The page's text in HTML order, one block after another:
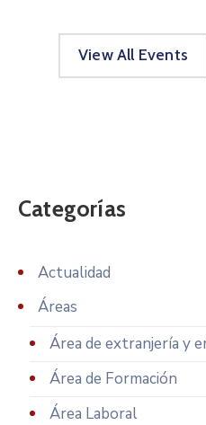
View All Events
Categorías
Actualidad
Áreas
Área de extranjería y
Área de Formación
Área Laboral